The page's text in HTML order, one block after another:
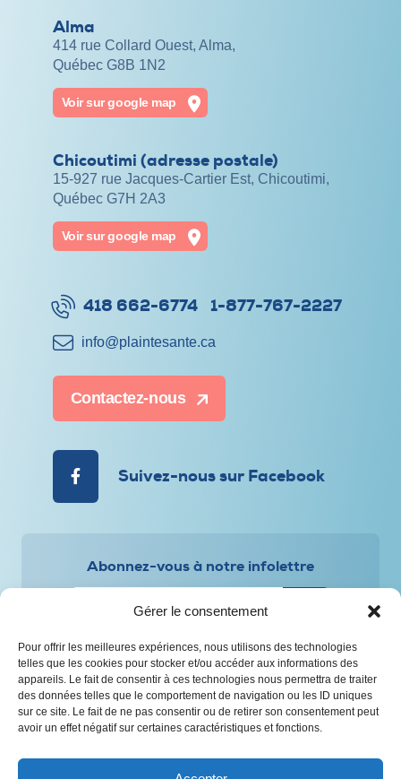
Gérer le consentement
Pour offrir les meilleures expériences, nous utilisons des technologies
telles que les cookies pour stocker et/ou accéder aux informations des
appareils. Le fait de consentir à ces technologies nous permettra de traiter
des données telles que le comportement de navigation ou les ID uniques
sur ce site. Le fait de ne pas consentir ou de retirer son consentement peut
avoir un effet négatif sur certaines caractéristiques et fonctions.
Alma
414 rue Collard Ouest, Alma,
Québec G8B 1N2
Voir sur google map
Chicoutimi (adresse postale)
15-927 rue Jacques-Cartier Est, Chicoutimi,
Québec G7H 2A3
Voir sur google map
418 662-6774 1-877-767-2227
info@​plaintesante.ca
Contactez-nous
Suivez-nous sur Facebook
Abonnez-vous à notre infolettre
Politique de confidentialité et de protection des
renseignements personnels
Conception Web :Agence Polka/Arsenal